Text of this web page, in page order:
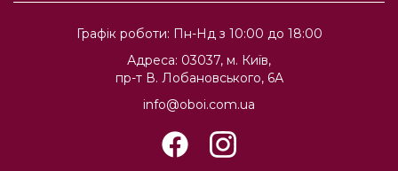
Графік роботи: Пн-Нд з 10:00 до 18:00
Адреса: 03037, м. Київ,
пр-т В. Лобановського, 6А
info@oboi.com.ua